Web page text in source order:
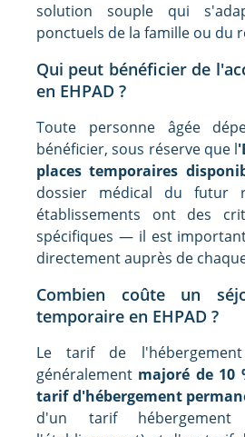
solution souple qui
ponctuels de la famille ou du
Qui peut bénéficier de
en EHPAD ?
Toute personne âgée
bénéficier, sous réserve que l
places temporaires
dossier médical du futur
établissements ont des
spécifiques — il est
directement auprès de
Combien coûte un
temporaire en EHPAD ?
Le tarif de
généralement majoré de 10
tarif d'hébergement
d'un tarif hébergement